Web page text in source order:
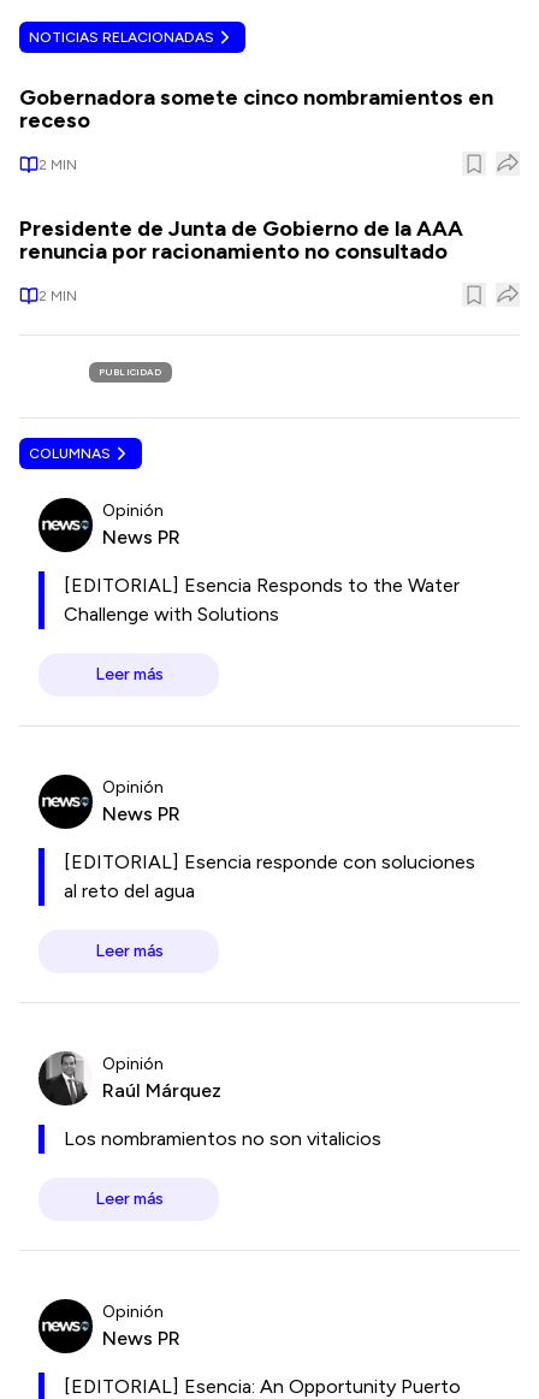
NOTICIAS RELACIONADAS
Gobernadora somete cinco nombramientos en
receso
2 MIN
Presidente de Junta de Gobierno de la AAA
renuncia por racionamiento no consultado
2 MIN
PUBLICIDAD
COLUMNAS
Opinión
News PR
[EDITORIAL] Esencia Responds to the Water
Challenge with Solutions
Leer más
Opinión
News PR
[EDITORIAL] Esencia responde con soluciones
al reto del agua
Leer más
Opinión
Raúl Márquez
Los nombramientos no son vitalicios
Leer más
Opinión
News PR
[EDITORIAL] Esencia: An Opportunity Puerto